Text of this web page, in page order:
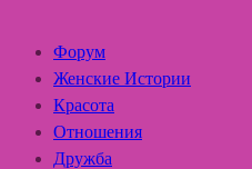
Форум
Женские Истории
Красота
Отношения
Дружба